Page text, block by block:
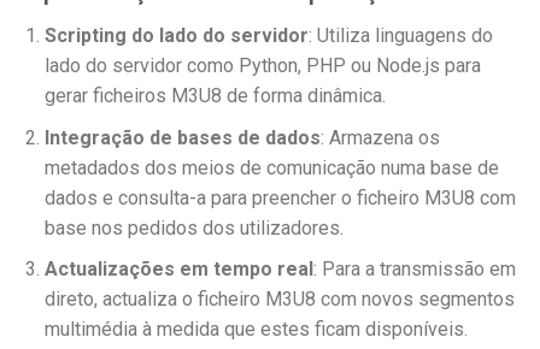
Scripting do lado do servidor: Utiliza linguagens do
lado do servidor como Python, PHP ou Node.js para
gerar ficheiros M3U8 de forma dinâmica.
Integração de bases de dados: Armazena os
metadados dos meios de comunicação numa base de
dados e consulta-a para preencher o ficheiro M3U8 com
base nos pedidos dos utilizadores.
Actualizações em tempo real : Para a transmissão em
direto, actualiza o ficheiro M3U8 com novos segmentos
multimédia à medida que estes ficam disponíveis.